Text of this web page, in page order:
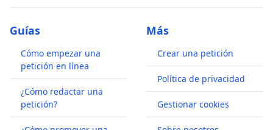
Guías
Cómo empezar una
petición en línea
¿Cómo redactar una
petición?
Más
Crear una petición
Política de privacidad
Gestionar cookies